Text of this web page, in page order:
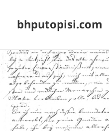
bhputopisi.com